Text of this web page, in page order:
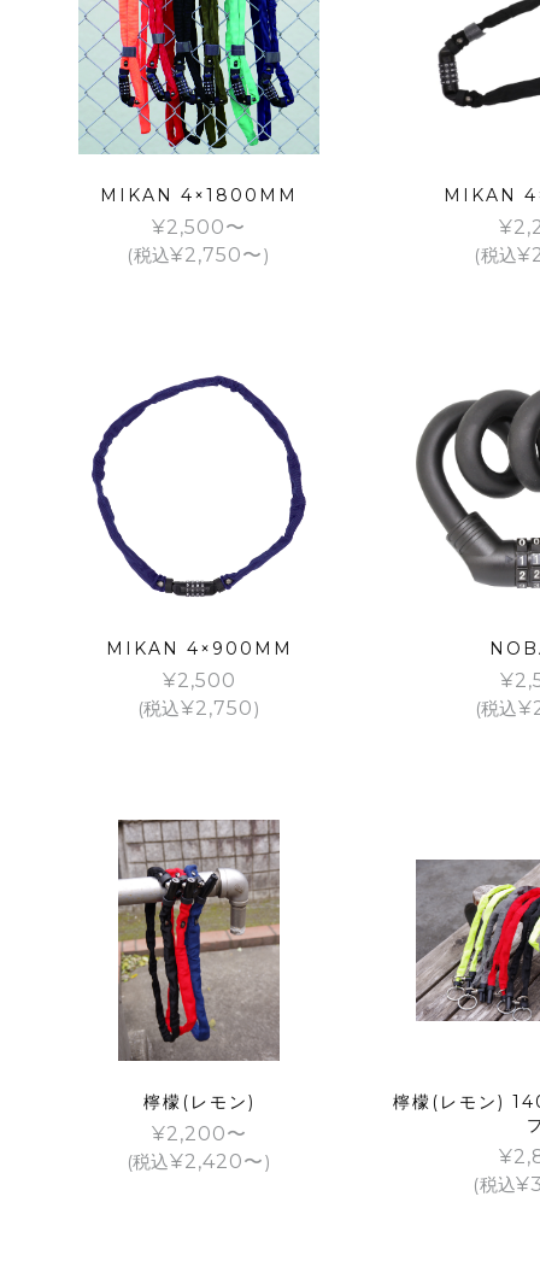
MIKAN 4×1800MM
¥2,500
(税込¥2,750 )
MIKAN
¥
(税込¥
MIKAN 4×900MM
¥2,500
(税込¥2,750)
¥
(税込¥
檸檬(レモン)
¥2,200
(税込¥2,420 )
檸檬(レモン)
¥
(税込¥